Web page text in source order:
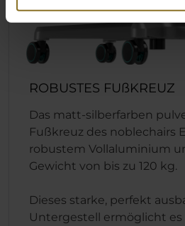
ROBUSTES FUßKREUZ
Das matt-silberfarben
Fußkreuz des noblechairs
robustem Vollaluminium
Gewicht von bis zu 120 kg.
Dieses starke, perfekt
Untergestell ermöglicht es